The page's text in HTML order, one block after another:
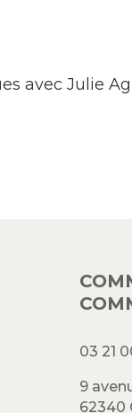
avec Julie
03 21
9
62340